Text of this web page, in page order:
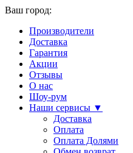
Ваш город:
Производители
Доставка
Гарантия
Акции
Отзывы
О нас
Шоу-рум
Наши сервисы ▼
Доставка
Оплата
Оплата Долями